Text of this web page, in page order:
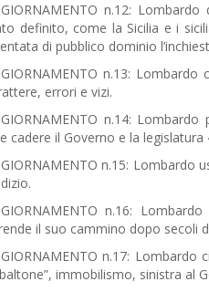
n.12:
definito, come la Sicilia e i
di pubblico dominio
n.13:
errori e vizi.
n.14:
cadere il Governo e la legislatura
n.15: Lombardo
n.16:
il suo cammino dopo secoli
n.17:
immobilismo, sinistra al